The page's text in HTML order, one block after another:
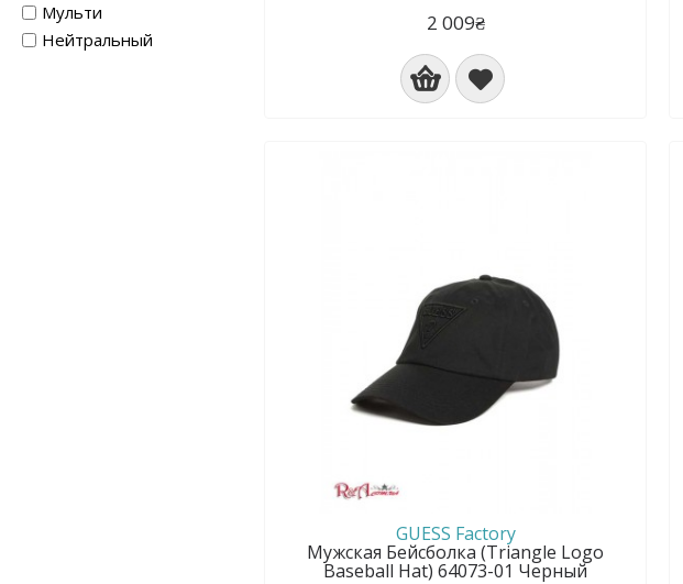
Мульти
Нейтральный
2 009₴
GUESS Factory
Мужская Бейсболка (Triangle Logo
Baseball Hat) 64073-01 Черный